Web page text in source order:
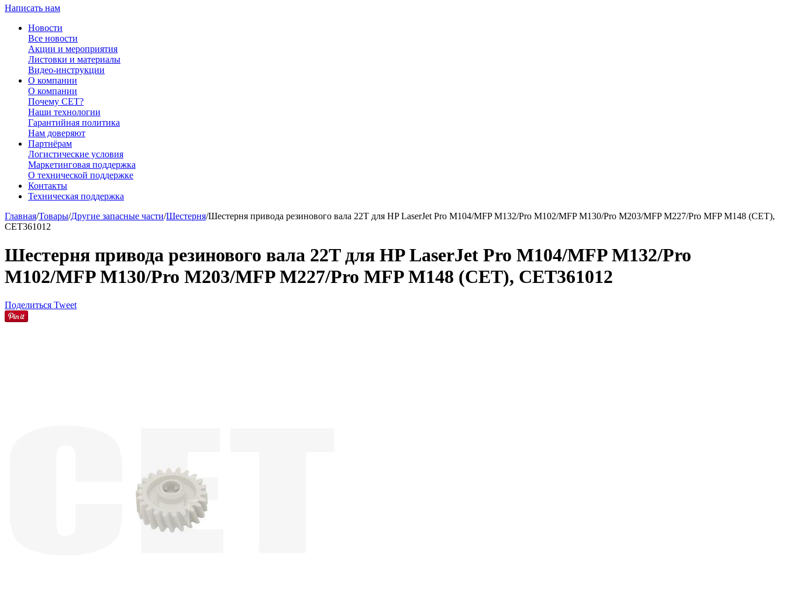
Написать нам
Новости
Все новости
Акции и мероприятия
Листовки и материалы
Видео-инструкции
О компании
О компании
Почему CET?
Наши технологии
Гарантийная политика
Нам доверяют
Партнёрам
Логистические условия
Маркетинговая поддержка
О технической поддержке
Контакты
Техническая поддержка
Главная/Товары/Другие запасные части/Шестерня/Шестерня привода резинового вала 22T для HP LaserJet Pro M104/MFP M132/Pro M102/MFP M130/Pro M203/MFP M227/Pro MFP M148 (CET),
CET361012
Шестерня привода резинового вала 22T для HP LaserJet Pro M104/MFP M132/Pro
M102/MFP M130/Pro M203/MFP M227/Pro MFP M148 (CET), CET361012
Поделиться Tweet